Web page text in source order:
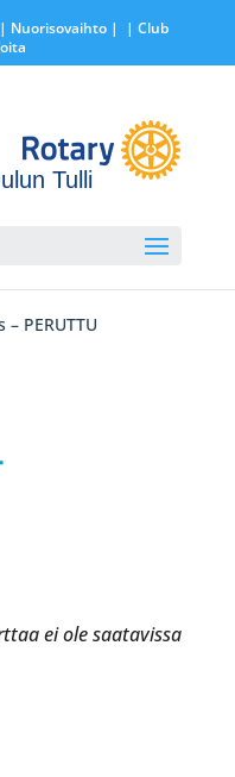
Nuorisovaihto|
| Club
Tulli
PERUTTU
ei ole saatavissa